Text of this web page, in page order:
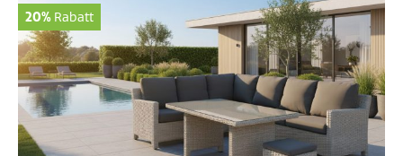
20% Rabatt